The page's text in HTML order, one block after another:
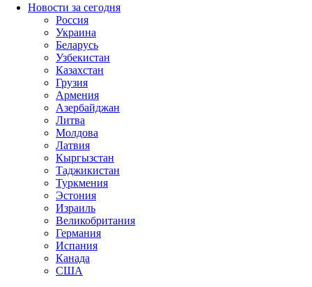
Новости за сегодня
Россия
Украина
Беларусь
Узбекистан
Казахстан
Грузия
Армения
Азербайджан
Литва
Молдова
Латвия
Кыргызстан
Таджикистан
Туркмения
Эстония
Израиль
Великобритания
Германия
Испания
Канада
США